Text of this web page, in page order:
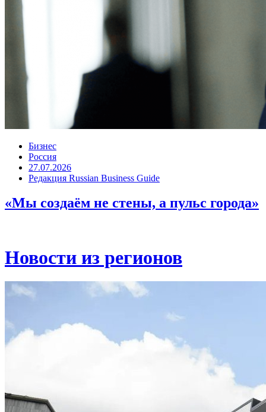
Бизнес
Россия
27.07.2026
Редакция Russian Business Guide
«Мы создаём не стены, а пульс города»
Новости из регионов